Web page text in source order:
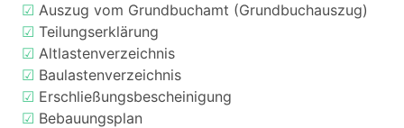
☑ Auszug vom Grundbuchamt (Grundbuchauszug)
☑ Teilungserklärung
☑ Altlastenverzeichnis
☑ Baulastenverzeichnis
☑ Erschließungsbescheinigung
☑ Bebauungsplan